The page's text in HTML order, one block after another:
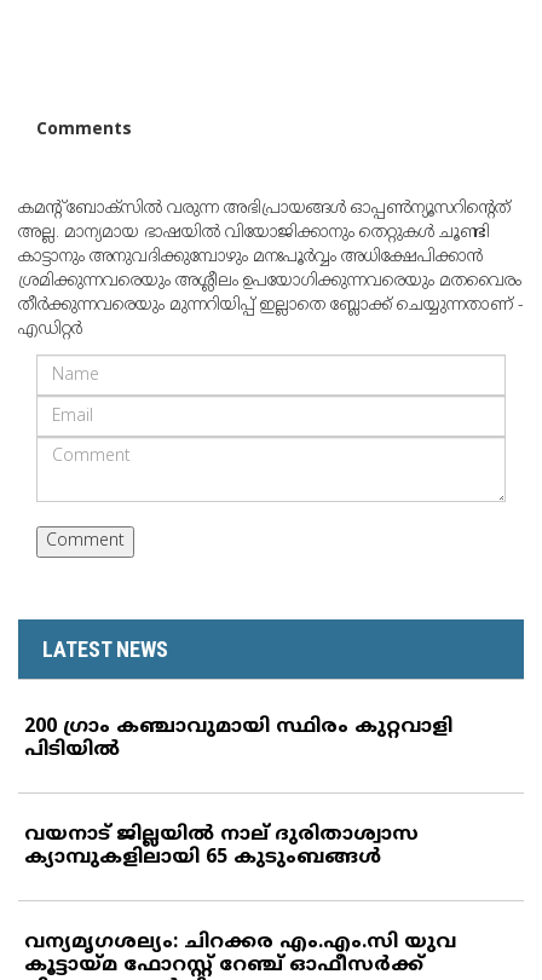
Comments
കമന്റ് ബോക്‌സില്‍ വരുന്ന അഭിപ്രായങ്ങള്‍ ഓപ്പൺന്യൂസറിന്റെത്
അല്ല. മാന്യമായ ഭാഷയില്‍ വിയോജിക്കാനും തെറ്റുകള്‍ ചൂണ്ടി
കാട്ടാനും അനുവദിക്കുമ്പോഴും മനഃപൂര്‍വ്വം അധിക്ഷേപിക്കാന്‍
ശ്രമിക്കുന്നവരെയും അശ്ലീലം ഉപയോഗിക്കുന്നവരെയും മതവൈരം
തീര്‍ക്കുന്നവരെയും മുന്നറിയിപ്പ് ഇല്ലാതെ ബ്ലോക്ക് ചെയ്യുന്നതാണ് -
എഡിറ്റര്‍
LATEST NEWS
200 ഗ്രാം കഞ്ചാവുമായി സ്ഥിരം കുറ്റവാളി
പിടിയില്‍
വയനാട് ജില്ലയില്‍ നാല് ദുരിതാശ്വാസ
ക്യാമ്പുകളിലായി 65 കുടുംബങ്ങള്‍
വന്യമൃഗശല്യം: ചിറക്കര എം.എം.സി യുവ
കൂട്ടായ്മ ഫോറസ്റ്റ് റേഞ്ച് ഓഫീസര്‍ക്ക്